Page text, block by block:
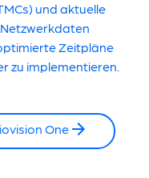
und aktuelle
Zeitpläne
zu implementieren.
One